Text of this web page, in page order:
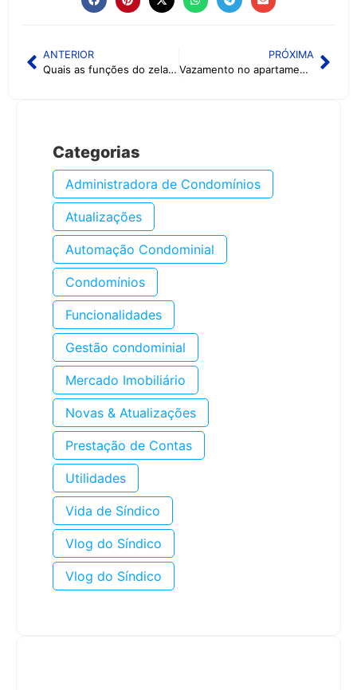
ANTERIOR
Quais as funções do zelador no condomínio?
PRÓXIMA
Vazamento no apartamento: é responsabilidade do condomínio?
Categorias
Administradora de Condomínios
Atualizações
Automação Condominial
Condomínios
Funcionalidades
Gestão condominial
Mercado Imobiliário
Novas & Atualizações
Prestação de Contas
Utilidades
Vida de Síndico
Vlog do Síndico
Vlog do Síndico